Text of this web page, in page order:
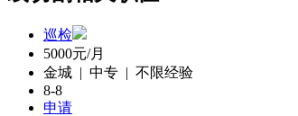
巡检
5000元/月
金城 | 中专 | 不限经验
8-8
申请